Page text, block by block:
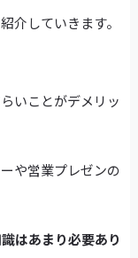
介していきます。
いことがデメリッ
や営業プレゼンの
はあまり必要あり